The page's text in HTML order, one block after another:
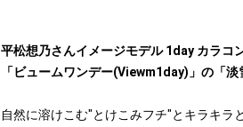
平松想乃さんイメージモデル 1day カラコ
「ビュームワンデー(Viewm1day)」の「
自然に溶けこむ"とけこみフチ"とキラキラ